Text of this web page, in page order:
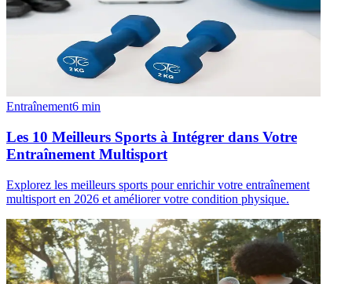
Entraînement6 min
Les 10 Meilleurs Sports à Intégrer dans Votre
Entraînement Multisport
Explorez les meilleurs sports pour enrichir votre entraînement
multisport en 2026 et améliorer votre condition physique.